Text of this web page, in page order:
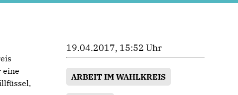
eine
19.04.2017, 15:52 Uhr
ARBEIT IM WAHLKREIS